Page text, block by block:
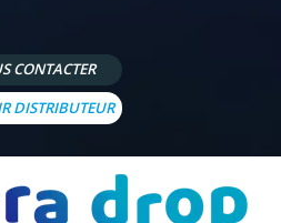
CONTACTER
DISTRIBUTEUR